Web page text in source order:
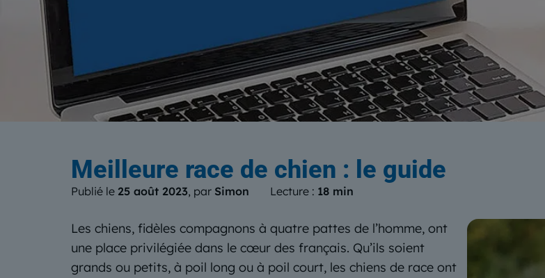
Le blogdu Centre Européen
Meilleure race de chien : le guide
Publié le 25 août 2023, par Simon Lecture : 18 min
Les chiens, fidèles compagnons à quatre pattes de l’homme, ont
une place privilégiée dans le cœur des français. Qu’ils soient
grands ou petits, à poil long ou à poil court, les chiens de race ont